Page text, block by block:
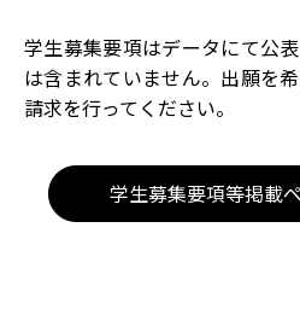
学生募集要項はデータにて公
は含まれていません。出願を
請求を行ってください。
学生募集要項等掲載